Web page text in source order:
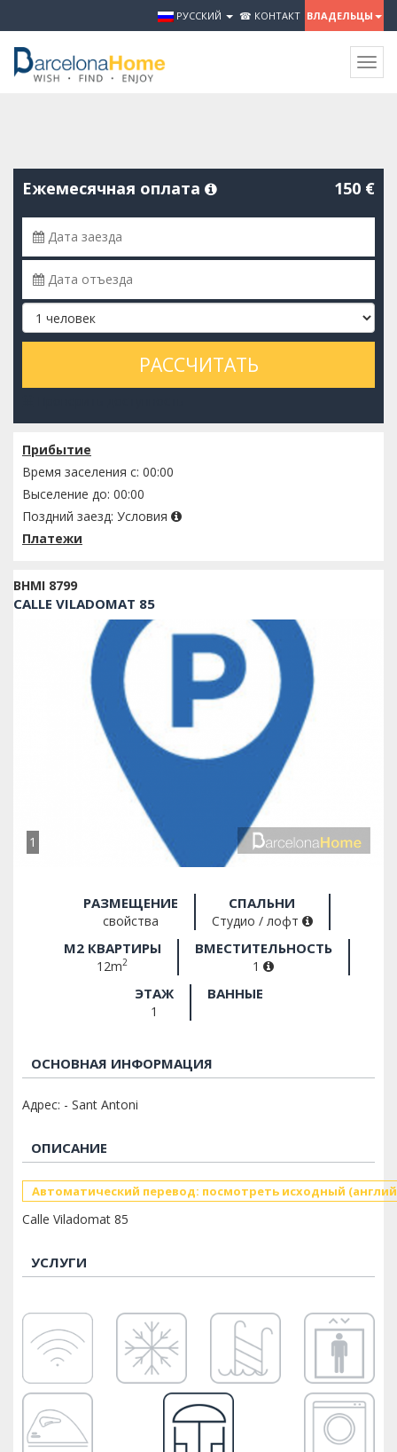
РУССКИЙ ☎ КОНТАКТ ВЛАДЕЛЬЦЫ
Ежемесячная оплата 150 €
РАССЧИТАТЬ
Прибытие
Время заселения с: 00:00
Выселение до: 00:00
Поздний заезд: Условия
Платежи
BHMI 8799
CALLE VILADOMAT 85
1
РАЗМЕЩЕНИЕ
свойства
СПАЛЬНИ
Студио / лофт
M2 КВАРТИРЫ
12m2
ВМЕСТИТЕЛЬНОСТЬ
1
ЭТАЖ
1
ВАННЫЕ
ОСНОВНАЯ ИНФОРМАЦИЯ
Адрес: - Sant Antoni
ОПИСАНИЕ
Автоматический перевод: посмотреть исходный
Calle Viladomat 85
УСЛУГИ